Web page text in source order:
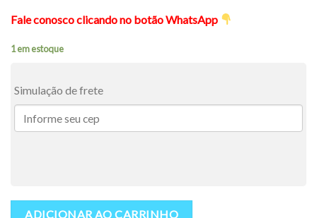
Fale conosco clicando no botão WhatsApp
1 em estoque
Simulação de frete
ADICIONAR AO CARRINHO